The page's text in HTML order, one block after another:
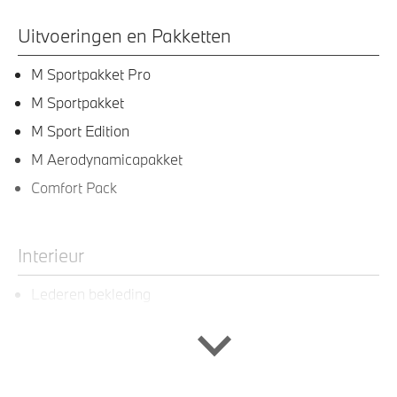
Uitvoeringen en Pakketten
M Sportpakket Pro
M Sportpakket
M Sport Edition
M Aerodynamicapakket
Comfort Pack
Interieur
Lederen bekleding
Veiligheidsgordels voorzien van M striping